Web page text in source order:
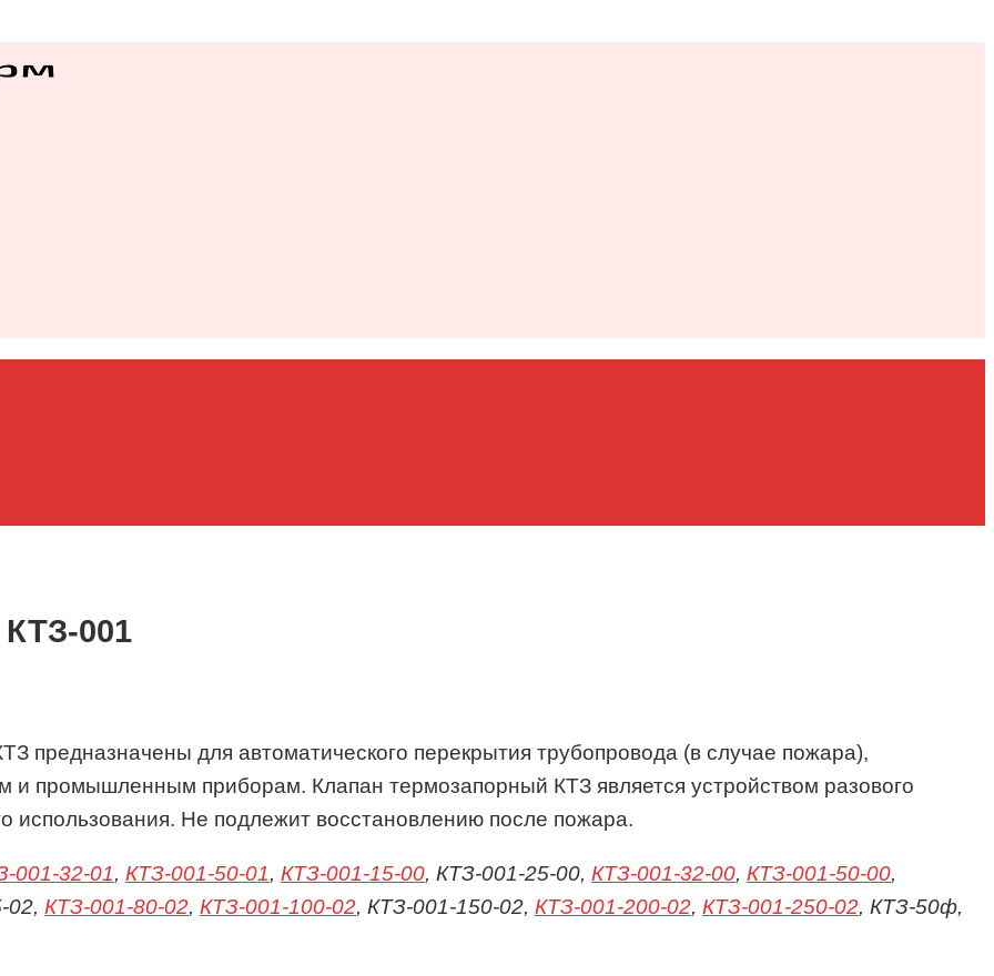
001
предназначены для автоматического перекрытия трубопровода (в случае пожара),
и промышленным приборам. Клапан термозапорный КТЗ является устройством разового
использования. Не подлежит восстановлению после пожара.
001-32-01, КТЗ-001-50-01, КТЗ-001-15-00, КТЗ-001-25-00, КТЗ-001-32-00, КТЗ-001-50-00,
02, КТЗ-001-80-02, КТЗ-001-100-02, КТЗ-001-150-02, КТЗ-001-200-02, КТЗ-001-250-02, КТЗ-50ф,